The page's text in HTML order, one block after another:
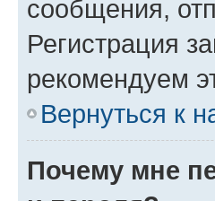
сообщения,
Регистрация
рекомендуем
Вернуться к
Почему мне